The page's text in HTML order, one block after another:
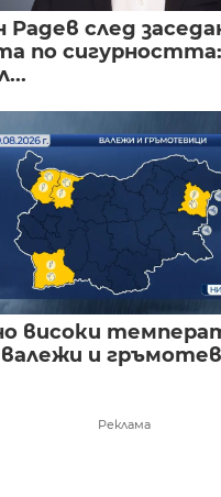
Радев след
по
високи
и
Реклама